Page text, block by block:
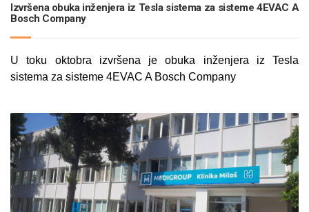
Izvršena obuka inženjera iz Tesla sistema za sisteme 4EVAC A
Bosch Company
U toku oktobra izvršena je obuka inženjera iz Tesla
sistema za sisteme 4EVAC A Bosch Company